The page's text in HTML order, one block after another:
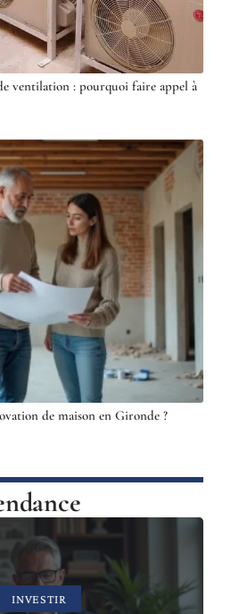
ventilation : pourquoi faire appel à
de maison en Gironde ?
INVESTIR